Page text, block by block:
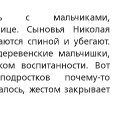
с мальчиками,
Сыновья Николая
спиной и убегают.
мальчишки,
воспитанности. Вот
почему-то
жестом закрывает